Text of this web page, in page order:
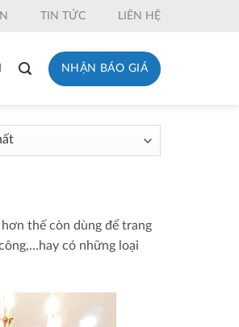
TIN TỨC LIÊN HỆ
NHẬN BÁO GIÁ
thế còn dùng để trang
có những loại